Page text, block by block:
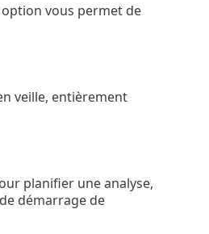
vous permet de
veille, entièrement
planifier une analyse,
démarrage de